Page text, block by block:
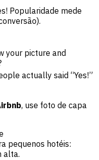
Popularidade mede
your picture and
actually said “Yes!”
, use foto de capa
pequenos hotéis:
alta.